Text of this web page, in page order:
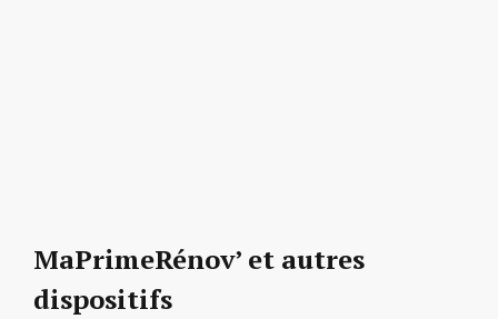
MaPrimeRénov’ et autres
dispositifs